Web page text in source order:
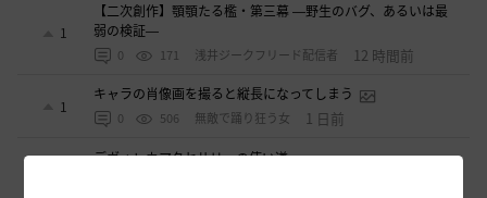
1
【二次創作】顎顎たる檻・第三幕 ―野生のバグ、あるいは最
弱の検証―
0 171 浅井ジークフリード配信者 12 時間前
1
キャラの肖像画を撮ると縦長になってしまう
0 506 無敵で踊り狂う女 1 日前
デヴォレカアクセサリーの使い道